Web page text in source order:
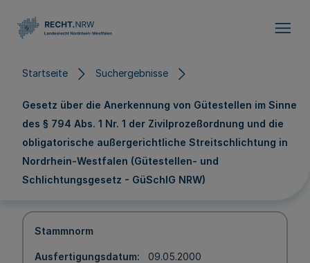
Startseite Suchergebnisse
Gesetz über die Anerkennung von Gütestellen im Sinne
des § 794 Abs. 1 Nr. 1 der Zivilprozeßordnung und die
obligatorische außergerichtliche Streitschlichtung in
Nordrhein-Westfalen (Gütestellen- und
Schlichtungsgesetz - GüSchlG NRW)
Stammnorm
Ausfertigungsdatum 09.05.2000